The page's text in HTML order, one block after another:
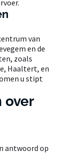
van
en de
zoals
Haaltert, en
u stipt
over
antwoord op